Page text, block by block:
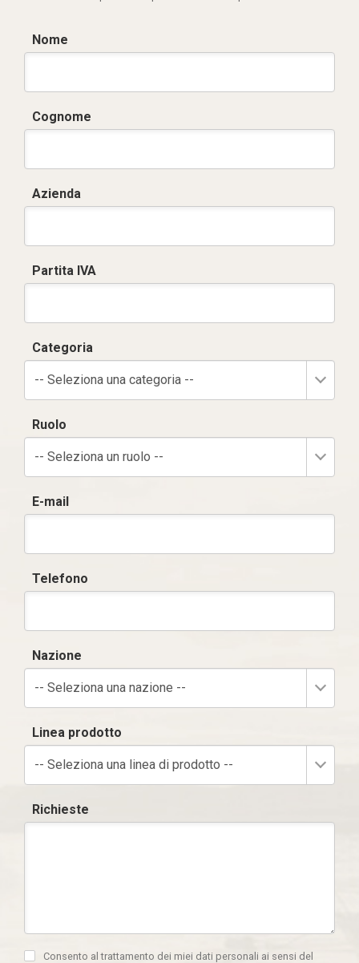
Nome
Cognome
Azienda
Partita IVA
Categoria
-- Seleziona una categoria --
Ruolo
-- Seleziona un ruolo --
E-mail
Telefono
Nazione
-- Seleziona una nazione --
Linea prodotto
-- Seleziona una linea di prodotto --
Richieste
Consento al trattamento dei miei dati personali ai sensi del